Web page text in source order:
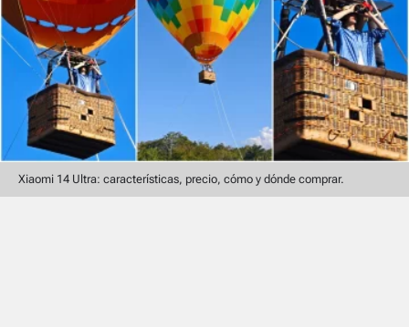
Xiaomi 14 Ultra: características, precio, cómo y dónde comprar.